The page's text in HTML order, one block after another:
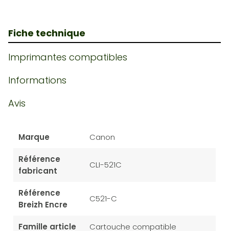
Fiche technique
Imprimantes compatibles
Informations
Avis
Marque Canon
Référence
fabricant
CLI-521C
Référence
Breizh Encre
C521-C
Famille article Cartouche compatible